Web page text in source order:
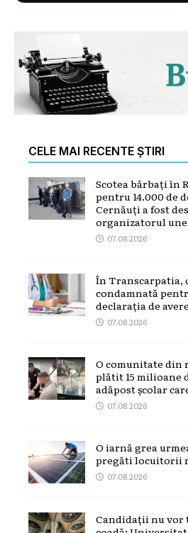
CELE MAI RECENTE ȘTIRI
Scotea bărbați în
pentru 14.000 de
Cernăuți a fost
organizatorul
07.08.2026
În Transcarpatia,
condamnată
declarația de
07.08.2026
O comunitate din
plătit 15 milioane
adăpost școlar
07.08.2026
O iarnă grea
pregăti locuitorii
07.08.2026
Candidații nu vor